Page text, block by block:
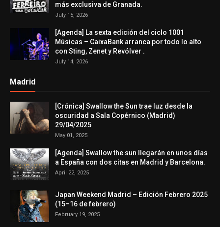
más exclusiva de Granada.
July 15, 2026
[Agenda] La sexta edición del ciclo 1001
Músicas – CaixaBank arranca por todo lo alto
con Sting, Zenet y Revólver .
July 14, 2026
Madrid
[Crónica] Swallow the Sun trae luz desde la
oscuridad a Sala Copérnico (Madrid)
29/04/2025
May 01, 2025
[Agenda] Swallow the sun llegarán en unos días
a España con dos citas en Madrid y Barcelona.
April 22, 2025
Japan Weekend Madrid – Edición Febrero 2025
(15–16 de febrero)
February 19, 2025